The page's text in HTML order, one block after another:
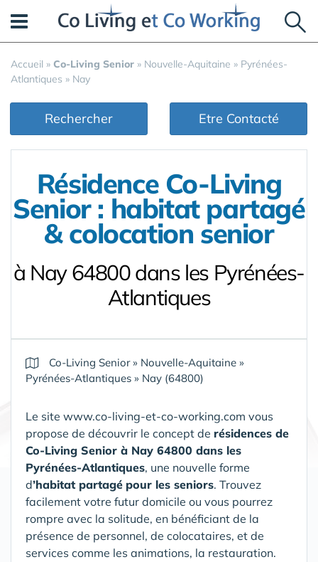
Accueil » Co-Living Senior » Nouvelle-Aquitaine » Pyrénées-
Atlantiques » Nay
Rechercher Etre Contacté
Résidence Co-Living
Senior : habitat partagé
& colocation senior
à Nay 64800 dans les Pyrénées-
Atlantiques
Co-Living Senior» Nouvelle-Aquitaine »
Pyrénées-Atlantiques » Nay (64800)
Le site www.co-living-et-co-working.com vous
propose de découvrir le concept de résidences de
Co-Living Senior à Nay 64800 dans les
Pyrénées-Atlantiques, une nouvelle forme
d’habitat partagé pour les seniors. Trouvez
facilement votre futur domicile ou vous pourrez
rompre avec la solitude, en bénéficiant de la
présence de personnel, de colocataires, et de
services comme les animations, la restauration.
Panneau de gestion des cookies